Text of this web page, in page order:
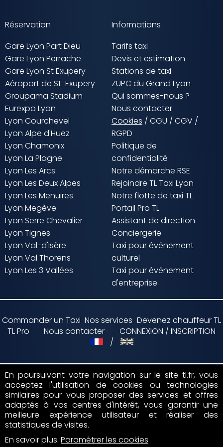
Réservation
Gare Lyon Part Dieu
Gare Lyon Perrache
Gare Lyon St Exupery
Aéroport de St-Exupery
Groupama Stadium
Eurexpo Lyon
Lyon Courchevel
Lyon Alpe d'Huez
Lyon Chamonix
Lyon La Plagne
Lyon Les Arcs
Lyon Les Deux Alpes
Lyon Les Menuires
Lyon Megève
Lyon Serre Chevalier
Lyon Tignes
Lyon Val-d'Isère
Lyon Val Thorens
Lyon Les 3 Vallées
Informations
Tarifs taxi
Devis et estimation
Stations de taxi
ZUPC du Grand Lyon
Qui sommes-nous ?
Nous contacter
Cookies / CGU / CGV /
RGPD
Politique de
confidentialité
Notre démarche RSE
Rejoindre TL Taxi Lyon
Notre flotte de taxi TL
Portail Pro TL
Assistant de direction
Conciergerie
Taxi pour événement
culturel
Taxi pour événement
d'entreprise
Commander un Taxi Nos services Devenez chauffeur TL
TL Pro
Nous contacter
CONNEXION / INSCRIPTION
/
Paiement par
Suivez nous sur
En poursuivant votre navigation sur le site tl.fr, vous
acceptez l'utilisation de cookies ou technologies
similaires pour vous proposer des services et offres
adaptés à vos centres d'intérêt, vous garantir une
meilleure expérience utilisateur et réaliser des
statistiques de visites.
En savoir plus. Paramétrer les cookies